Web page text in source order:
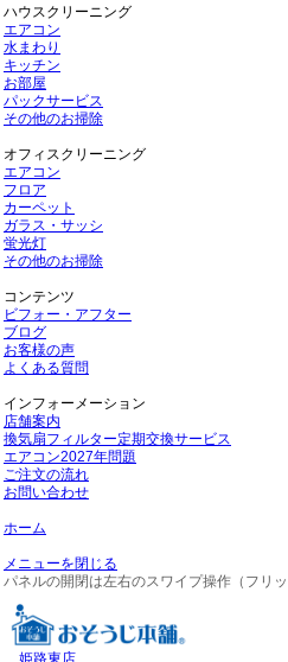
ハウスクリーニング
エアコン
水まわり
キッチン
お部屋
パックサービス
その他のお掃除
オフィスクリーニング
エアコン
フロア
カーペット
ガラス・サッシ
蛍光灯
その他のお掃除
コンテンツ
ビフォー・アフター
ブログ
お客様の声
よくある質問
インフォーメーション
店舗案内
換気扇フィルター定期交換サービス
エアコン2027年問題
ご注文の流れ
お問い合わせ
ホーム
メニューを閉じる
パネルの開閉は左右のスワイプ操作（フリ
姫路東店